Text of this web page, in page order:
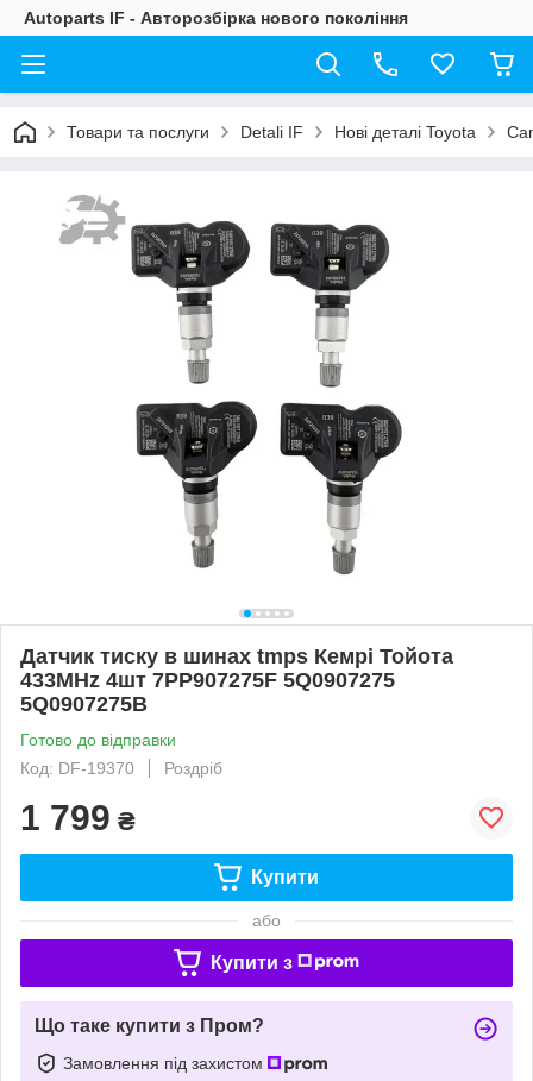
Autoparts IF - Авторозбірка нового покоління
Товари та послуги Detali IF Нові деталі Toyota
Датчик тиску в шинах tmps Кемрі Тойота
433MHz 4шт 7PP907275F 5Q0907275
5Q0907275B
Готово до відправки
Код: DF-19370
Роздріб
1 799 ₴
Купити
або
Купити з
Що таке купити з Пром?
Замовлення під захистом